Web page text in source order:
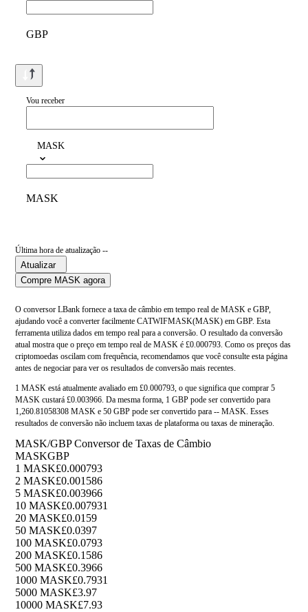
GBP
Vou receber
MASK
MASK
Última hora de atualização --
Atualizar
Compre MASK agora
O conversor LBank fornece a taxa de câmbio em tempo real de MASK e GBP,
ajudando você a converter facilmente CATWIFMASK(MASK) em GBP. Esta
ferramenta utiliza dados em tempo real para a conversão. O resultado da conversão
atual mostra que o preço em tempo real de MASK é £0.000793. Como os preços das
criptomoedas oscilam com frequência, recomendamos que você consulte esta página
antes de negociar para ver os resultados de conversão mais recentes.
1 MASK está atualmente avaliado em £0.000793, o que significa que comprar 5
MASK custará £0.003966. Da mesma forma, 1 GBP pode ser convertido para
1,260.81058308 MASK e 50 GBP pode ser convertido para -- MASK. Esses
resultados de conversão não incluem taxas de plataforma ou taxas de mineração.
MASK/GBP Conversor de Taxas de Câmbio
MASKGBP
1 MASK£0.000793
2 MASK£0.001586
5 MASK£0.003966
10 MASK£0.007931
20 MASK£0.0159
50 MASK£0.0397
100 MASK£0.0793
200 MASK£0.1586
500 MASK£0.3966
1000 MASK£0.7931
5000 MASK£3.97
10000 MASK£7.93